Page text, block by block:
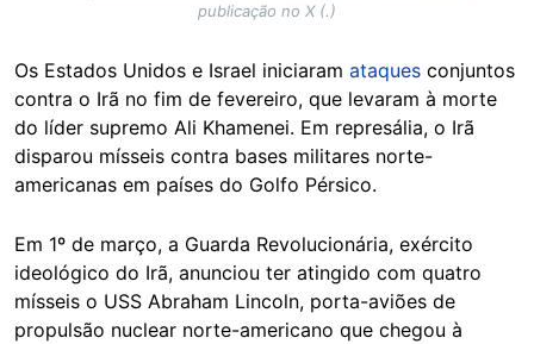
publicação no X (.)
Os Estados Unidos e Israel iniciaram ataques conjuntos
contra o Irã no fim de fevereiro, que levaram à morte
do líder supremo Ali Khamenei. Em represália, o Irã
disparou mísseis contra bases militares norte-
americanas em países do Golfo Pérsico.
Em 1º de março, a Guarda Revolucionária, exército
ideológico do Irã, anunciou ter atingido com quatro
mísseis o USS Abraham Lincoln, porta-aviões de
propulsão nuclear norte-americano que chegou à